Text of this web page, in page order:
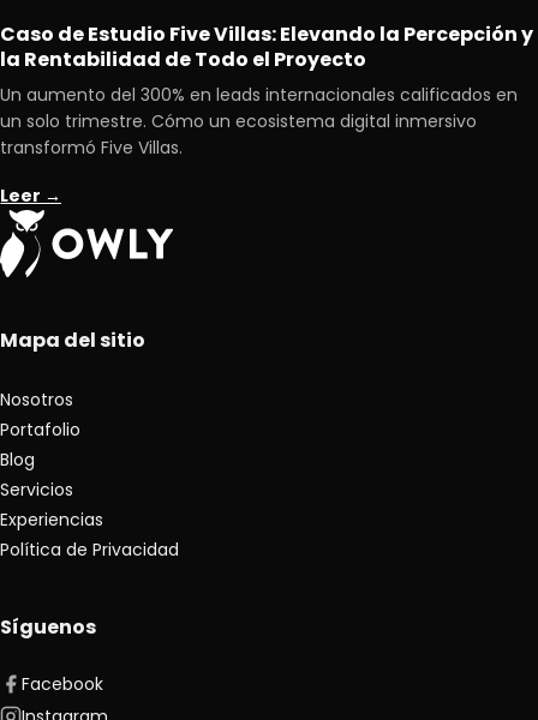
Caso de Estudio Five Villas: Elevando la Percepción y
la Rentabilidad de Todo el Proyecto
Un aumento del 300% en leads internacionales calificados en
un solo trimestre. Cómo un ecosistema digital inmersivo
transformó Five Villas.
Leer →
Mapa del sitio
Nosotros
Portafolio
Blog
Servicios
Experiencias
Política de Privacidad
Síguenos
Facebook